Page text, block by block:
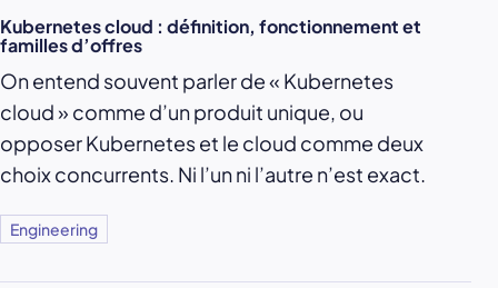
Kubernetes cloud : définition, fonctionnement et
familles d’offres
On entend souvent parler de « Kubernetes
cloud » comme d’un produit unique, ou
opposer Kubernetes et le cloud comme deux
choix concurrents. Ni l’un ni l’autre n’est exact.
Engineering